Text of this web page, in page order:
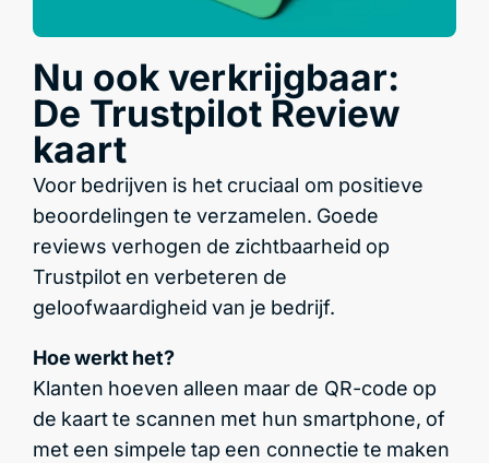
Nu ook verkrijgbaar:
De Trustpilot Review
kaart
Voor bedrijven is het cruciaal om positieve
beoordelingen te verzamelen. Goede
reviews verhogen de zichtbaarheid op
Trustpilot en verbeteren de
geloofwaardigheid van je bedrijf.
Hoe werkt het?
Klanten hoeven alleen maar de QR-code op
de kaart te scannen met hun smartphone, of
met een simpele tap een connectie te maken